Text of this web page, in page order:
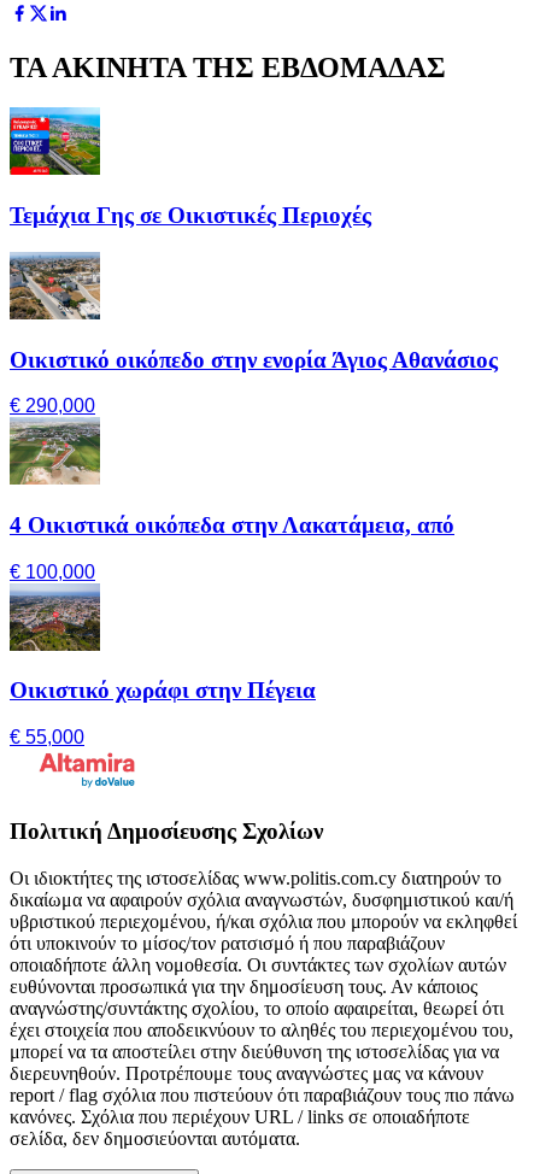
ΤΑ ΑΚΙΝΗΤΑ ΤΗΣ ΕΒΔΟΜΑΔΑΣ
Τεμάχια Γης σε Οικιστικές Περιοχές
Οικιστικό οικόπεδο στην ενορία Άγιος Αθανάσιος
€ 290,000
4 Οικιστικά οικόπεδα στην Λακατάμεια, από
€ 100,000
Οικιστικό χωράφι στην Πέγεια
€ 55,000
Πολιτική Δημοσίευσης Σχολίων
Οι ιδιοκτήτες της ιστοσελίδας www.politis.com.cy διατηρούν το
δικαίωμα να αφαιρούν σχόλια αναγνωστών, δυσφημιστικού και/ή
υβριστικού περιεχομένου, ή/και σχόλια που μπορούν να εκληφθεί
ότι υποκινούν το μίσος/τον ρατσισμό ή που παραβιάζουν
οποιαδήποτε άλλη νομοθεσία. Οι συντάκτες των σχολίων αυτών
ευθύνονται προσωπικά για την δημοσίευση τους. Αν κάποιος
αναγνώστης/συντάκτης σχολίου, το οποίο αφαιρείται, θεωρεί ότι
έχει στοιχεία που αποδεικνύουν το αληθές του περιεχομένου του,
μπορεί να τα αποστείλει στην διεύθυνση της ιστοσελίδας για να
διερευνηθούν. Προτρέπουμε τους αναγνώστες μας να κάνουν
report / flag σχόλια που πιστεύουν ότι παραβιάζουν τους πιο πάνω
κανόνες. Σχόλια που περιέχουν URL / links σε οποιαδήποτε
σελίδα, δεν δημοσιεύονται αυτόματα.